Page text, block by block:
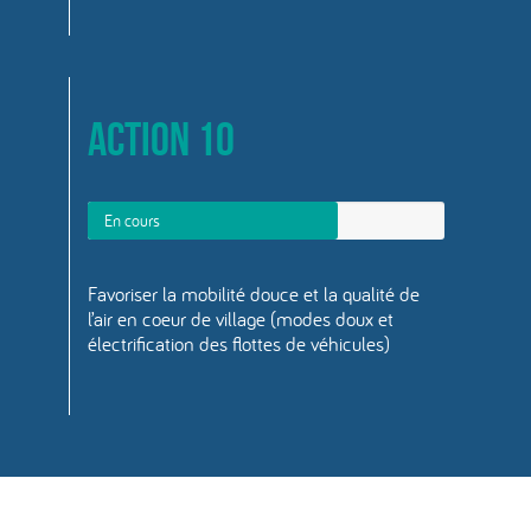
Action 10
En cours
Favoriser la mobilité douce et la qualité de
l’air en coeur de village (modes doux et
électrification des flottes de véhicules)